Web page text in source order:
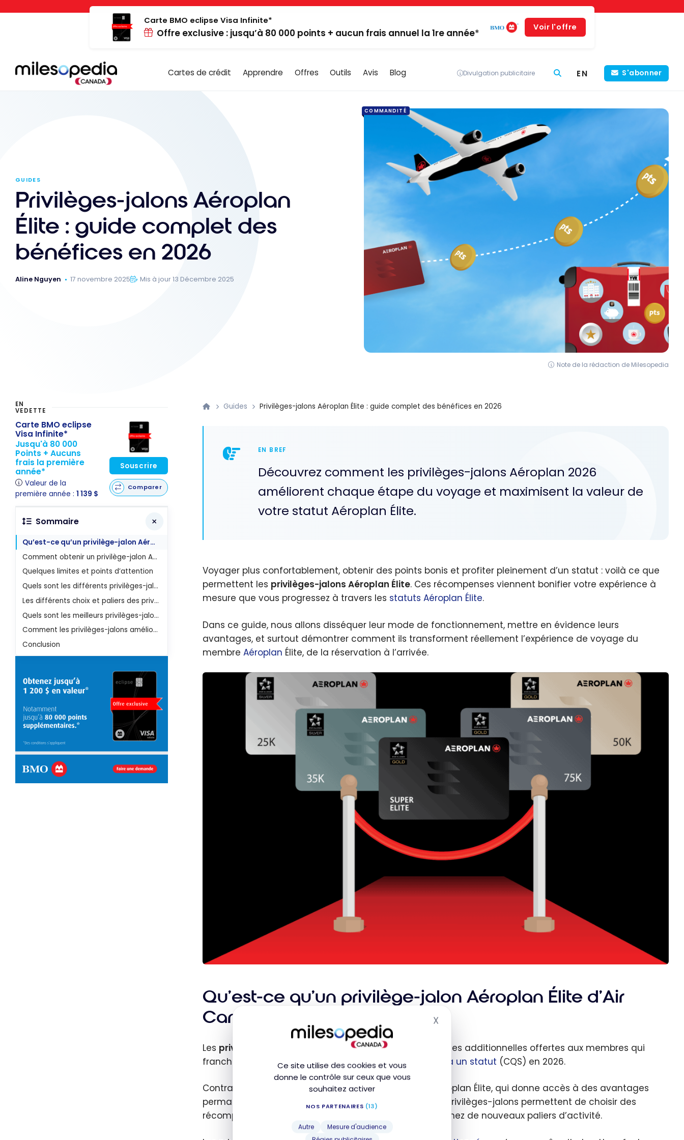
Panneau de gestion des cookies
Ce site utilise des cookies et vous
donne le contrôle sur ceux que vous
souhaitez activer
NOS PARTENAIRES (13)
Autre
Mesure d'audience
XMasquer le bandeau des cookies
Carte BMO eclipse Visa Infinite*
Offre exclusive : jusqu’à 80 000 points + aucun frais annuel la 1re année*
Voir l'offre
Cartes de crédit Apprendre Offres Outils Avis Blog Divulgation publicitaire EN S'abonner
GUIDES
Privilèges-jalons Aéroplan
Élite : guide complet des
bénéfices en 2026
Aline Nguyen 17 novembre 2025 Mis à jour 13 Décembre 2025
COMMANDITÉ
Note de la rédaction de Milesopedia
Guides Privilèges-jalons Aéroplan Élite : guide complet des bénéfices en 2026
EN BREF
Découvrez comment les privilèges-jalons Aéroplan 2026
améliorent chaque étape du voyage et maximisent la valeur de
votre statut Aéroplan Élite.
Voyager plus confortablement, obtenir des points bonis et profiter pleinement d’un statut : voilà ce que
permettent les privilèges-jalons Aéroplan Élite. Ces récompenses viennent bonifier votre expérience à
mesure que vous progressez à travers les statuts Aéroplan Élite.
Dans ce guide, nous allons disséquer leur mode de fonctionnement, mettre en évidence leurs
avantages, et surtout démontrer comment ils transforment réellement l’expérience de voyage du
membre Aéroplan Élite, de la réservation à l’arrivée.
Qu’est-ce qu’un privilège-jalon Aéroplan Élite d’Air
Canada?
Les privilèges-jalons Aéroplan Élitesont des récompenses additionnelles offertes aux membres qui
franchissent certains seuils deCrédits de qualification à un statut (CQS) en 2026.
Contrairement aux privilèges principaux d’un statut Aéroplan Élite, qui donne accès à des avantages
permanents selon votre niveau (25K, 35K, 50K, etc.), les privilèges-jalons permettent de choisir des
récompenses personnalisées à mesure que vous atteignez de nouveaux paliers d’activité.
EN
VEDETTE
Carte BMO eclipse
Visa Infinite*
Jusqu'à 80 000
Points + Aucuns
frais la première
année*
Valeur de la
première année : 1 139 $
Souscrire
Comparer
Sommaire
Qu’est-ce qu’un privilège-jalon Aéroplan Élite d'Air Canada?
Comment obtenir un privilège-jalon Aéroplan?
Quelques limites et points d’attention
Quels sont les différents privilèges-jalons Aéroplan?
Les différents choix et paliers des privilèges-jalons Aéroplan d'Air Canada
Quels sont les meilleurs privilèges-jalons Aéroplan Élite à choisir?
Comment les privilèges-jalons améliorent-ils l’expérience de A à Z avec Air Canada
Conclusion